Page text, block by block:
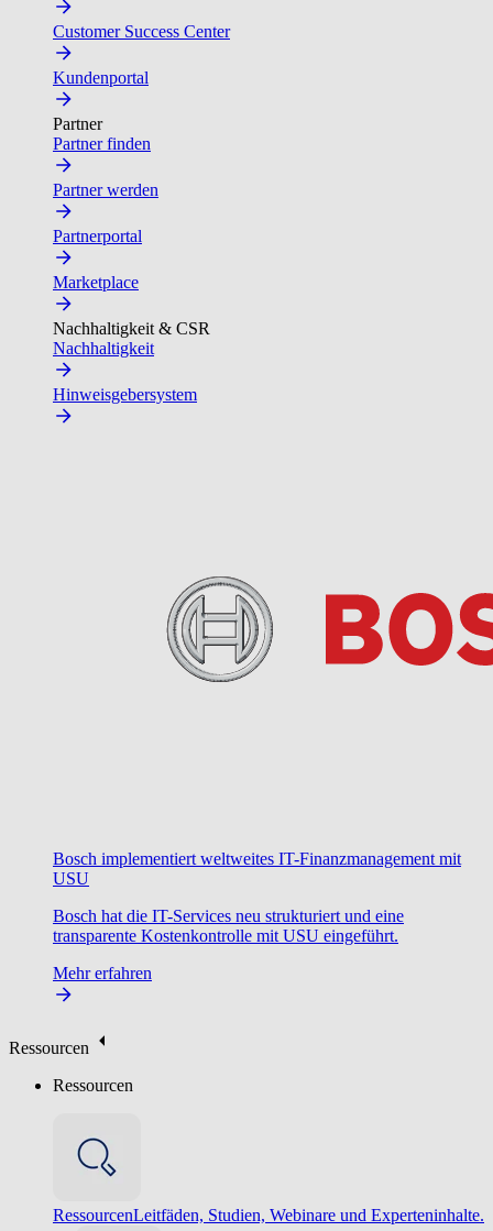
Customer Success Center
Kundenportal
Partner
Partner finden
Partner werden
Partnerportal
Marketplace
Nachhaltigkeit & CSR
Nachhaltigkeit
Hinweisgebersystem
Bosch implementiert weltweites IT-Finanzmanagement mit
USU
Bosch hat die IT-Services neu strukturiert und eine
transparente Kostenkontrolle mit USU eingeführt.
Mehr erfahren
Ressourcen
Ressourcen
RessourcenLeitfäden, Studien, Webinare und Experteninhalte.